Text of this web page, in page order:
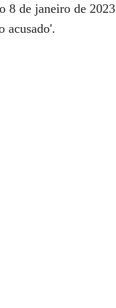
8 de janeiro de 2023
acusado'.